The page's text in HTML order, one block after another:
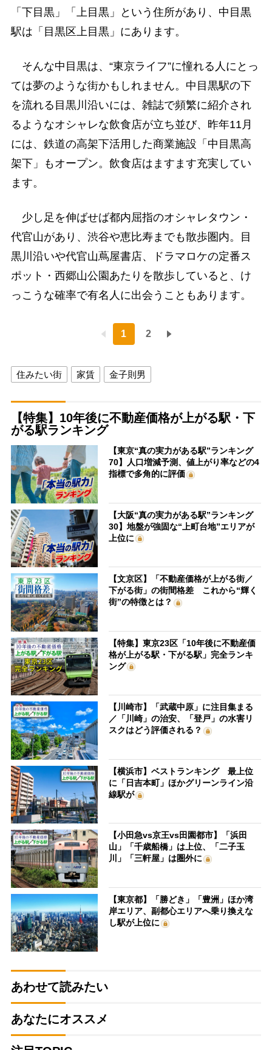
「下目黒」「上目黒」という住所があり、中目黒
駅は「目黒区上目黒」にあります。
そんな中目黒は、“東京ライフ”に憧れる人にとっ
ては夢のような街かもしれません。中目黒駅の下
を流れる目黒川沿いには、雑誌で頻繁に紹介され
るようなオシャレな飲食店が立ち並び、昨年11月
には、鉄道の高架下活用した商業施設「中目黒高
架下」もオープン。飲食店はますます充実してい
ます。
少し足を伸ばせば都内屈指のオシャレタウン・
代官山があり、渋谷や恵比寿までも散歩圏内。目
黒川沿いや代官山蔦屋書店、ドラマロケの定番ス
ポット・西郷山公園あたりを散歩していると、け
っこうな確率で有名人に出会うこともあります。
1 2
住みたい街 家賃 金子則男
【特集】10年後に不動産価格が上がる駅・下
がる駅ランキング
【東京“真の実力がある駅”ランキング
70】人口増減予測、値上がり率などの4
指標で多角的に評価
【大阪“真の実力がある駅”ランキング
30】地盤が強固な“上町台地”エリアが
上位に
【文京区】「不動産価格が上がる街／
下がる街」の街間格差 これから“輝く
街”の特徴とは？
【特集】東京23区「10年後に不動産価
格が上がる駅・下がる駅」完全ランキ
ング
【川崎市】「武蔵中原」に注目集まる
／「川崎」の治安、「登戸」の水害リ
スクはどう評価される？
【横浜市】ベストランキング 最上位
に「日吉本町」ほかグリーンライン沿
線駅が
【小田急vs京王vs田園都市】「浜田
山」「千歳船橋」は上位、「二子玉
川」「三軒屋」は圏外に
【東京都】「勝どき」「豊洲」ほか湾
岸エリア、副都心エリアへ乗り換えな
し駅が上位に
あわせて読みたい
あなたにオススメ